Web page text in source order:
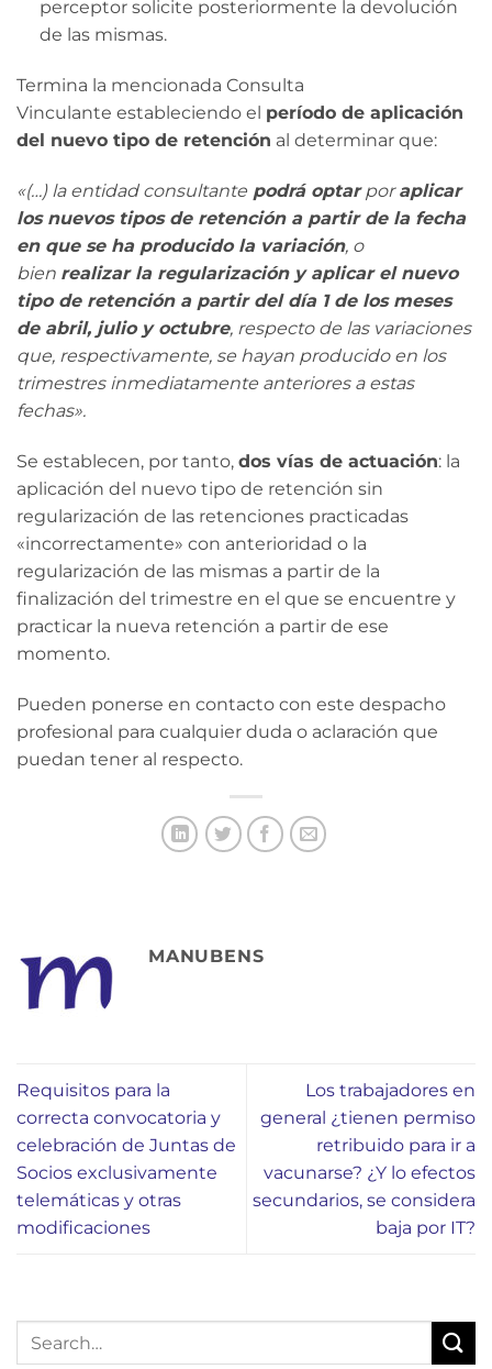
perceptor solicite posteriormente la devolución
de las mismas.
Termina la mencionada Consulta
Vinculante estableciendo el período de aplicación
del nuevo tipo de retención al determinar que:
«(…) la entidad consultante podrá optarporaplicar
los nuevos tipos de retención a partir de la fecha
en que se ha producido la variación, o
bien realizar la regularización y aplicar el nuevo
tipo de retención a partir del día 1 de los meses
de abril, julio y octubre, respecto de las variaciones
que, respectivamente, se hayan producido en los
trimestres inmediatamente anteriores a estas
fechas».
Se establecen, por tanto, dos vías de actuación: la
aplicación del nuevo tipo de retención sin
regularización de las retenciones practicadas
«incorrectamente» con anterioridad o la
regularización de las mismas a partir de la
finalización del trimestre en el que se encuentre y
practicar la nueva retención a partir de ese
momento.
Pueden ponerse en contacto con este despacho
profesional para cualquier duda o aclaración que
puedan tener al respecto.
MANUBENS
Requisitos para la
correcta convocatoria y
celebración de Juntas de
Socios exclusivamente
telemáticas y otras
modificaciones
Los trabajadores en
general ¿tienen permiso
retribuido para ir a
vacunarse? ¿Y lo efectos
secundarios, se considera
baja por IT?